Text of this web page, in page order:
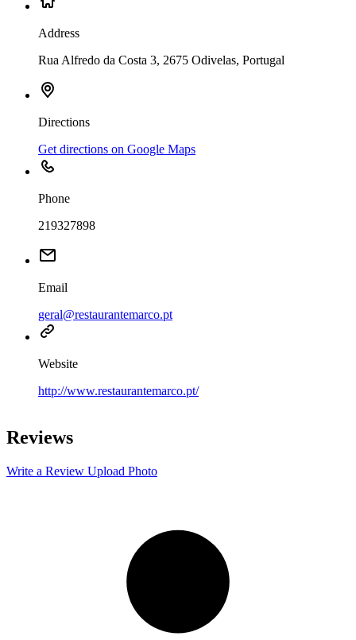
Address
Rua Alfredo da Costa 3, 2675 Odivelas, Portugal
Directions
Get directions on Google Maps
Phone
219327898
Email
geral@restaurantemarco.pt
Website
http://www.restaurantemarco.pt/
+
Reviews
Write a Review Upload Photo